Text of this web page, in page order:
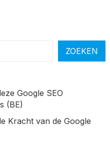
ZOEKEN
Google SEO
(BE)
Kracht van de Google